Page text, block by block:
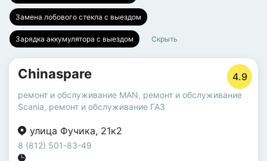
Замена лобового стекла с выездом
Зарядка аккумулятора с выездом Скрыть
Chinaspare 4.9
ремонт и обслуживание MAN, ремонт и обслуживание
Scania, ремонт и обслуживание ГАЗ
улица Фучика, 21к2
8 (812) 501-83-49